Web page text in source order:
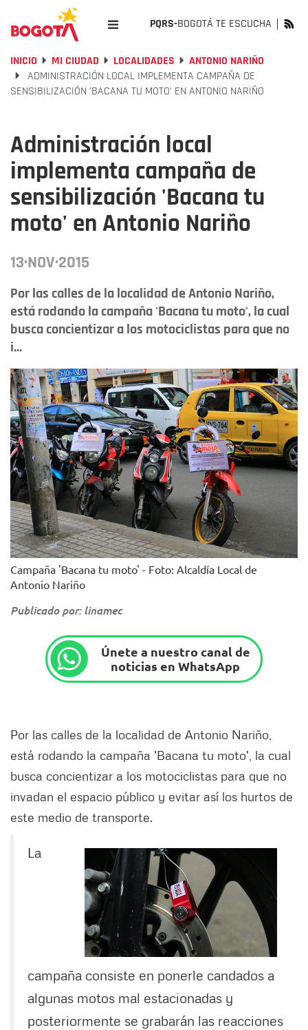
PQRS-BOGOTÁ TE ESCUCHA
INICIO MI CIUDAD LOCALIDADES
ANTONIO NARIÑO
ADMINISTRACIÓN LOCAL IMPLEMENTA CAMPAÑA DE
SENSIBILIZACIÓN 'BACANA TU MOTO' EN ANTONIO NARIÑO
Administración local
implementa campaña de
sensibilización 'Bacana tu
moto' en Antonio Nariño
13·NOV·2015
Por las calles de la localidad de Antonio Nariño,
está rodando la campaña 'Bacana tu moto', la cual
busca concientizar a los motociclistas para que no
i...
Campaña 'Bacana tu moto' - Foto: Alcaldía Local de
Antonio Nariño
Publicado por: linamec
Únete a nuestro canal de
noticias en WhatsApp
Por las calles de la localidad de Antonio Nariño,
está rodando la campaña 'Bacana tu moto', la cual
busca concientizar a los motociclistas para que no
invadan el espacio público y evitar así los hurtos de
este medio de transporte.
La
campaña consiste en ponerle candados a
algunas motos mal estacionadas y
posteriormente se grabarán las reacciones